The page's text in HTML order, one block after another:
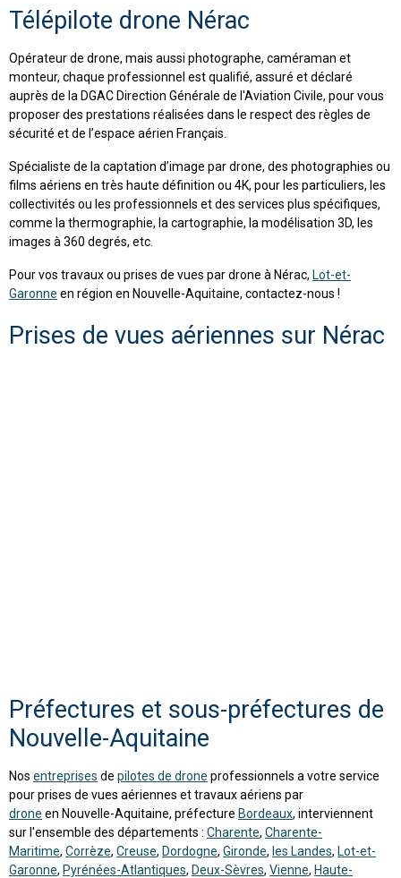
Télépilote drone Nérac
Opérateur de drone, mais aussi photographe, caméraman et
monteur, chaque professionnel est qualifié, assuré et déclaré
auprès de la DGAC Direction Générale de l'Aviation Civile, pour vous
proposer des prestations réalisées dans le respect des règles de
sécurité et de l’espace aérien Français.
Spécialiste de la captation d’image par drone, des photographies ou
films aériens en très haute définition ou 4K, pour les particuliers, les
collectivités ou les professionnels et des services plus spécifiques,
comme la thermographie, la cartographie, la modélisation 3D, les
images à 360 degrés, etc.
Pour vos travaux ou prises de vues par drone à Nérac, Lot-et-
Garonne en région en Nouvelle-Aquitaine, contactez-nous !
Prises de vues aériennes sur Nérac
Préfectures et sous-préfectures de
Nouvelle-Aquitaine
Nos entreprises de pilotes de drone professionnels a votre service
pour prises de vues aériennes et travaux aériens par
drone en Nouvelle-Aquitaine, préfecture Bordeaux, interviennent
sur l'ensemble des départements : Charente, Charente-
Maritime, Corrèze, Creuse, Dordogne, Gironde, les Landes, Lot-et-
Garonne, Pyrénées-Atlantiques, Deux-Sèvres, Vienne, Haute-